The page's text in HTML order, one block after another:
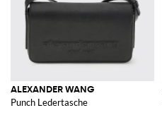
ALEXANDER WANG
Punch Ledertasche